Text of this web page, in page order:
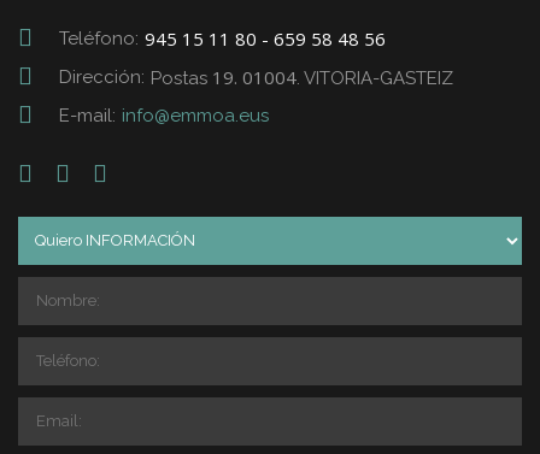
Teléfono: 945 15 11 80 - 659 58 48 56
Dirección: Postas 19. 01004. VITORIA-GASTEIZ
E-mail: info@emmoa.eus